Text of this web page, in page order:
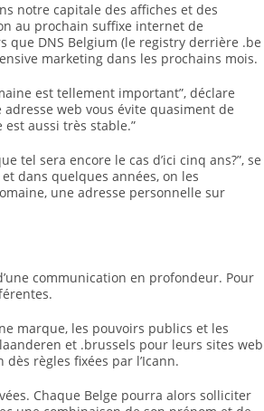
notre capitale des affiches et des
au prochain suffixe internet de
que DNS Belgium (le registry derrière .be
marketing dans les prochains mois.
est tellement important”, déclare
web vous évite quasiment de
aussi très stable.”
tel sera encore le cas d’ici cinq ans?”, se
dans quelques années, on les
une adresse personnelle sur
communication en profondeur. Pour
marque, les pouvoirs publics et les
et .brussels pour leurs sites web
règles fixées par l’Icann.
Chaque Belge pourra alors solliciter